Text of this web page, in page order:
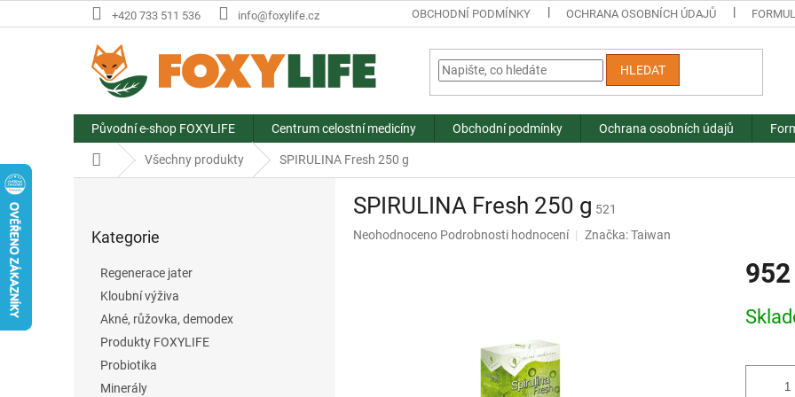
na
+420 733 511 536 info@foxylife.cz OBCHODNÍ PODMÍNKY OCHRANA OSOBNÍCH ÚDAJŮ
HLEDAT
Původní e-shop FOXYLIFE Centrum celostní medicíny Obchodní podmínky Ochrana osobních údajů
Domů Všechny produkty SPIRULINA Fresh 250 g
kategorie
Kategorie
Regenerace jater
Kloubní výživa
Akné, růžovka, demodex
Produkty FOXYLIFE
Probiotika
Minerály
SPIRULINA Fresh 250 g 521
Průměrné
Neohodnoceno Podrobnosti hodnocení Značka:Taiwan
cena: